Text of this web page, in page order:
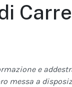
e
messa a